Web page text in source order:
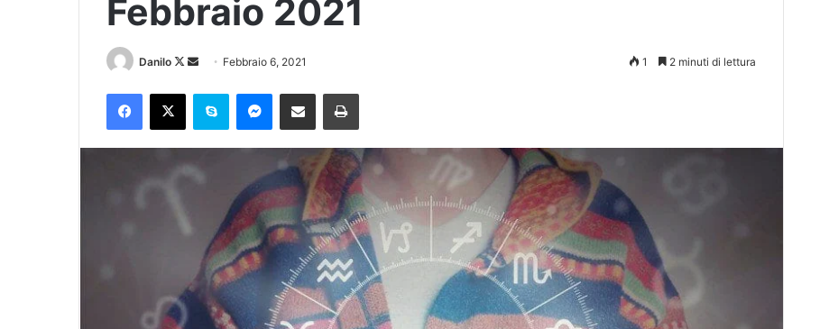
Febbraio 2021
Danilo Febbraio 6, 2021 1 2 minuti di lettura